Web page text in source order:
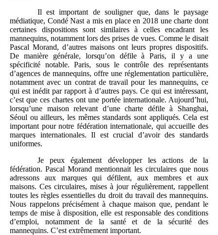
Il est important de souligner que, dans le paysage
médiatique, Condé Nast a mis en place en 2018 une charte dont
certaines dispositions sont similaires à celles encadrant les
mannequins, notamment lors des prises de vues. Comme le disait
Pascal Morand, d’autres maisons ont leurs propres dispositifs.
De manière générale, lorsqu’on défile à Paris, il y a une
spécificité notable. Paris, sous le contrôle des représentants
d’agences de mannequins, offre une réglementation particulière,
notamment avec un contrat de travail pour les mannequins, ce
qui est inédit par rapport à d’autres pays. Ce qui est intéressant,
c’est que ces chartes ont une portée internationale. Aujourd’hui,
lorsqu’une maison relevant d’une charte défile à Shanghai,
Séoul ou ailleurs, les mêmes standards sont appliqués. Cela est
important pour notre fédération internationale, qui accueille des
marques internationales. Il est crucial d’avoir des standards
uniformes.
Je peux également développer les actions de la
fédération. Pascal Morand mentionnait les circulaires que nous
adressons aux marques qui défilent, aux membres et aux
maisons. Ces circulaires, mises à jour régulièrement, rappellent
toutes les règles essentielles du droit du travail des mannequins.
Nous rappelons précisément à chaque maison que, pendant le
temps de mise à disposition, elle est responsable des conditions
d’emploi, notamment de la santé et de la sécurité des
mannequins. C’est extrêmement important.